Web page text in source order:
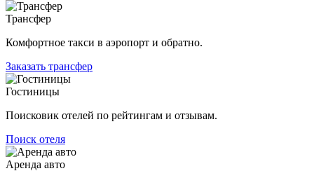
Трансфер
Комфортное такси в аэропорт и обратно.
Заказать трансфер
Гостиницы
Поисковик отелей по рейтингам и отзывам.
Поиск отеля
Аренда авто